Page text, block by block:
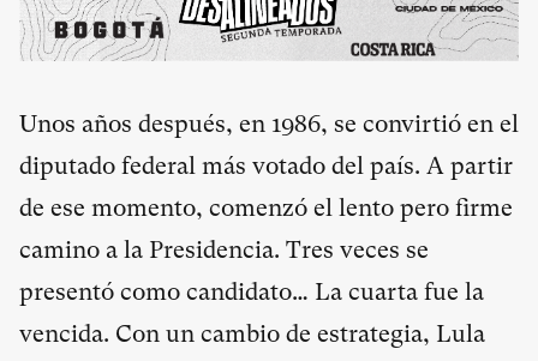
Unos años después, en 1986, se convirtió en el
diputado federal más votado del país. A partir
de ese momento, comenzó el lento pero firme
camino a la Presidencia. Tres veces se
presentó como candidato… La cuarta fue la
vencida. Con un cambio de estrategia, Lula